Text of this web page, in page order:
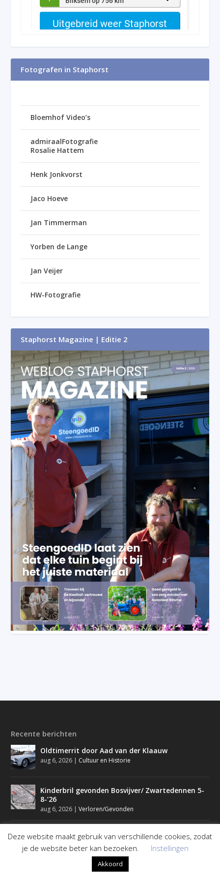
Fotografen in Staphorst
Bloemhof Video’s
admiraalFotografie
Rosalie Hattem
Henk Jonkvorst
Jaco Hoeve
Jan Timmerman
Yorben de Lange
Jan Veijer
HW-Fotografie
Staphorst Magazine | Editie 2
Recente berichten
Oldtimerrit door Aad van der Klaauw
aug 6, 2026 | Cultuur en Historie
Kinderbril gevonden Bosvijver/ Zwartedennen 5-
8-’26
aug 6, 2026 |Verloren/Gevonden
Nieuw in Staphorst: Powerwalking
|Evenementen
AMBC Oldtimerrit weer groot succes en 2 tickets
Deze website maakt gebruik van verschillende cookies, zodat
je de website beter kan bezoeken.
Instellingen
Akkoord